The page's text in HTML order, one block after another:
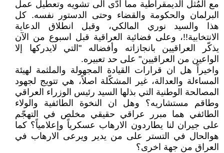
مع المُثل الديمقراطية مما أدّى الى تشويه وتعطيل عمل
البرلمان والحكومة والقضاء وحتى الدستور نفسه. كل
هذا والسيد نوري المالكي، وقبل انطلاق الدعاية
الانتخابية!!، وعلى فضائية العراقية قبل اسبوع من الآن
يذكّر العراقيين بانجازاته وأفضاله "التي لايدركها إلا
الواعين من العراقيين" على حد تعبيره.
واخيراً هل ان قرارات القيادة المجهولة والملثمة لهيئة
المساءلة والعدالة، غير المشكّلة اصلاً، هي تتويج لجهود
المصالحة الوطنية التي بذلها السيد رئيس الوزراء العراقي
وطاقم مستشاريه؟ وهل ان النخوة الطائفية والولاء
الطائفي هما مبرر عراقي حقيقي مخلص في التهجّم
على جيران لنا يطاردون الارهاب عسكرياً وإعلامياً؟ كما
هوالحال في التستر على من يدير ويرعى الارهاب في
العراق من جهة اخرى؟